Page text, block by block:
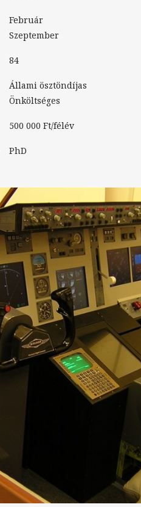
Február
Szeptember
84
Állami ösztöndíjas
Önköltséges
500 000 Ft/félév
PhD